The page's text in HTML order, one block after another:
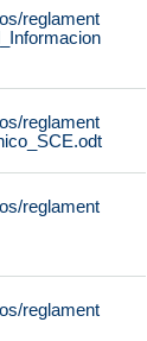
reglament
reglament
reglament
reglament